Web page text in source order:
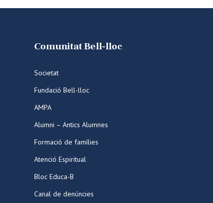
Comunitat Bell-lloc
Societat
Fundació Bell-lloc
AMPA
Alumni – Antics Alumnes
Formació de famílies
Atenció Espiritual
Bloc Educa-B
Canal de denúncies